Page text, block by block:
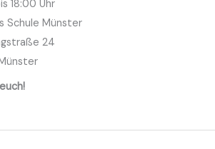
18:00 Uhr
Schule Münster
24